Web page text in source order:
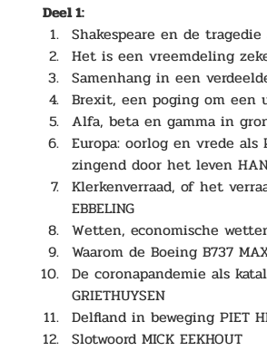
Deel 1:
Shakespeare en de tragedie
Het is een vreemdeling
Samenhang in een
Brexit, een poging om een
Alfa, beta en gamma in
Europa: oorlog en vrede als
zingend door het leven
Klerkenverraad, of het
EBBELING
Wetten, economische
Waarom de Boeing B737
De coronapandemie als
GRIETHUYSEN
Delfland in beweging PIET
Slotwoord MICK EEKHOUT